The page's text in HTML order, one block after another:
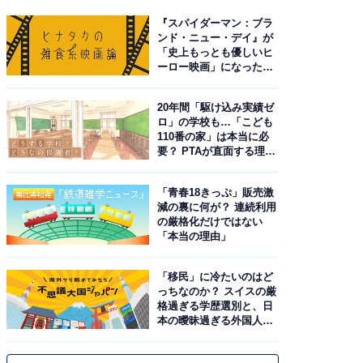
『スパイダーマン：ブラ
ンド・ニュー・デイ』が
「史上もっとも優しいヒ
ーロー映画」になった理
20年間「駆け込み実績ゼ
ロ」の学校も…「こども
110番の家」は本当に必
要？ PTAが直面する理想
「青春18きっぷ」販売激
減の裏に何が？ 連続利用
の厳格化だけではない
「本当の理由」
「移民」に冷たいのはど
っちなのか？ スイスの厳
格過ぎる学歴選別と、日
本の曖昧過ぎる外国人政